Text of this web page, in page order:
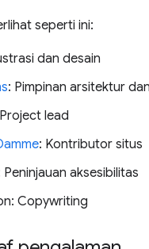
seperti ini:
dan desain
: Pimpinan arsitektur
lead
: Kontributor situs
Peninjauan aksesibilitas
Copywriting